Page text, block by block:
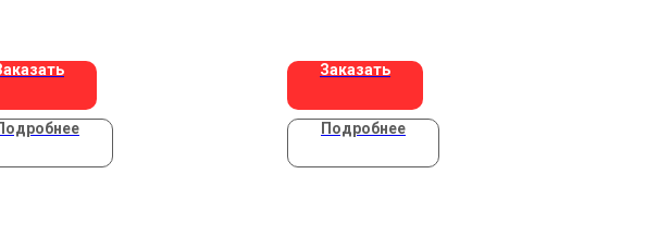
Заказать
Подробнее